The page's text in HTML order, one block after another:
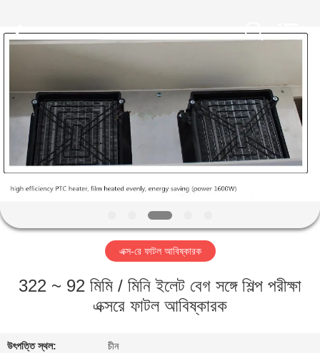
পণ্য
আমাদের
সম্পর্কে
কারখানা
All
Rights
এক্স-রে ফাটল আবিষ্কারক
322 ~ 92 মিমি / মিনি ইলেট বেগ সঙ্গে শিল্প পরীক্ষা
এক্সরে ফাটল আবিষ্কারক
উৎপত্তি স্থল: চীন